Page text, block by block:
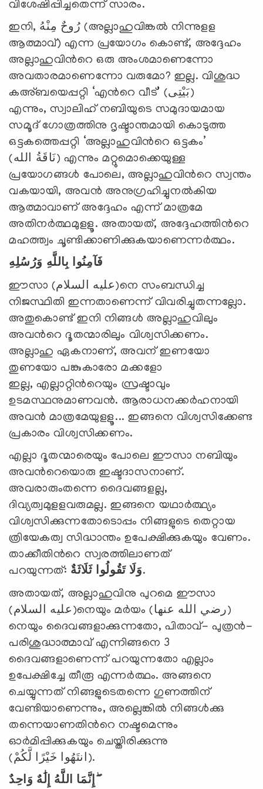
വിശേഷിപ്പിച്ചതെന്ന് സാരം.
ഇനി, رُوحٌ مِنْهُ (അല്ലാഹുവിങ്കല്‍ നിന്നുളള
ആത്മാവ്) എന്ന പ്രയോഗം കൊണ്ട്, അദ്ദേഹം
അല്ലാഹുവിന്‍റെ ഒരു അംശമാണെന്നോ
അവതാരമാണെന്നോ വരുമോ? ഇല്ല. വിശുദ്ധ
കഅ്ബയെപ്പറ്റി ‘എന്‍റെ വീട്’ (بَيْتِى)
എന്നും, സ്വാലിഹ് നബിയുടെ സമുദായമായ
സമൂദ് ഗോത്രത്തിനു ദൃഷ്ടാന്തമായി കൊടുത്ത
ഒട്ടകത്തെപ്പറ്റി ‘അല്ലാഹുവിന്‍റെ ഒട്ടകം’
(نَاقَةُ الله) എന്നും മറ്റുമൊക്കെയുള്ള
പ്രയോഗങ്ങള്‍ പോലെ, അല്ലാഹുവിന്‍റെ സ്വന്തം
വകയായി, അവന്‍ അനുഗ്രഹിച്ചുനല്‍കിയ
ആത്മാവാണ് അദ്ദേഹം എന്ന് മാത്രമേ
അതിനര്‍ത്ഥമുളളൂ. അതായത്, അദ്ദേഹത്തിന്‍റെ
മഹത്ത്വം ചൂണ്ടിക്കാണിക്കുകയാണെന്നര്‍ത്ഥം.
فَآمِنُوا بِاللَّهِ وَرُسُلِهِ
ഈസാ (عليه السلام)നെ സംബന്ധിച്ച
നിജസ്ഥിതി ഇന്നതാണെന്ന് വിവരിച്ചുതന്നല്ലോ.
അതുകൊണ്ട് ഇനി നിങ്ങള്‍ അല്ലാഹുവിലും
അവന്‍റെ ദൂതന്മാരിലും വിശ്വസിക്കണം.
അല്ലാഹു ഏകനാണ്, അവന് ഇണയോ
തുണയോ പങ്കുകാരോ മക്കളോ
ഇല്ല, എല്ലാറ്റിന്‍റെയും സ്രഷ്ടാവും
ഉടമസ്ഥനുമാണവന്‍. ആരാധനക്കര്‍ഹനായി
അവന്‍ മാത്രമേയുളളൂ... ഇങ്ങനെ വിശ്വസിക്കേണ്ട
പ്രകാരം വിശ്വസിക്കണം.
എല്ലാ ദൂതന്മാരെയും പോലെ ഈസാ നബിയും
അവന്‍റെയൊരു ഇഷ്ടദാസനാണ്.
അവരാരുംതന്നെ ദൈവങ്ങളല്ല,
ദിവ്യത്വമുളളവരുമല്ല. ഇങ്ങനെ യഥാര്‍ത്ഥ്യം
വിശ്വസിക്കുന്നതോടൊപ്പം നിങ്ങളുടെ തെറ്റായ
ത്രിയേകത്വ സിദ്ധാന്തം ഉപേക്ഷിക്കുകയും വേണം.
താക്കീതിന്‍റെ സ്വരത്തിലാണത്
പറയുന്നത്:
وَلَا تَقُولُوا ثَلَاثَةٌ
.
അതായത്, അല്ലാഹുവിനു പുറമെ ഈസാ
(عليه السلام)നെയും മര്‍യം (رضي الله عنها)
നെയും ദൈവങ്ങളാക്കുന്നതോ, പിതാവ്- പുത്രന്‍-
പരിശുദ്ധാത്മാവ് എന്നിങ്ങനെ 3
ദൈവങ്ങളാണെന്ന് പറയുന്നതോ എല്ലാം
ഉപേക്ഷിച്ചേ തീരൂ എന്നര്‍ത്ഥം. അങ്ങനെ
ചെയ്യുന്നത് നിങ്ങളുടെതന്നെ ഗുണത്തിന്
വേണ്ടിയാണെന്നും, അല്ലെങ്കില്‍ നിങ്ങള്‍ക്കു
തന്നെയാണതിന്‍റെ നഷ്ടമെന്നും
ഓര്‍മിപ്പിക്കുകയും ചെയ്തിരിക്കുന്നു
(انتَهُوا خَيْرًا لَّكُمْ).
إِنَّمَا اللَّهُ إِلَٰهٌ وَاحِدٌ ۖ